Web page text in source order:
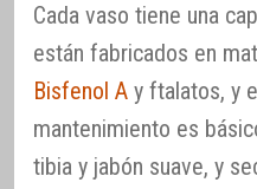
Cada vaso tiene una
están fabricados en
Bisfenol A y ftalatos, y
mantenimiento es
tibia y jabón suave, y